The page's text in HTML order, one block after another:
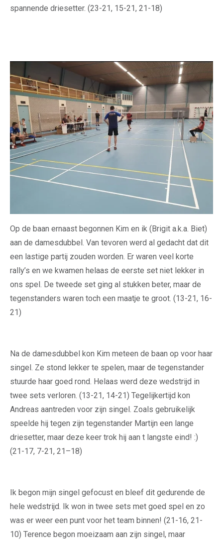
spannende driesetter. (23-21, 15-21, 21-18)
Op de baan ernaast begonnen Kim en ik (Brigit a.k.a. Biet)
aan de damesdubbel. Van tevoren werd al gedacht dat dit
een lastige partij zouden worden. Er waren veel korte
rally’s en we kwamen helaas de eerste set niet lekker in
ons spel. De tweede set ging al stukken beter, maar de
tegenstanders waren toch een maatje te groot. (13-21, 16-
21)
Na de damesdubbel kon Kim meteen de baan op voor haar
singel. Ze stond lekker te spelen, maar de tegenstander
stuurde haar goed rond. Helaas werd deze wedstrijd in
twee sets verloren. (13-21, 14-21) Tegelijkertijd kon
Andreas aantreden voor zijn singel. Zoals gebruikelijk
speelde hij tegen zijn tegenstander Martijn een lange
driesetter, maar deze keer trok hij aan t langste eind! :)
(21-17, 7-21, 21–18)
Ik begon mijn singel gefocust en bleef dit gedurende de
hele wedstrijd. Ik won in twee sets met goed spel en zo
was er weer een punt voor het team binnen! (21-16, 21-
10) Terence begon moeizaam aan zijn singel, maar